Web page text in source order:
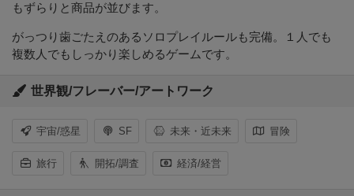
もずらりと商品が並びます。
がっつり歯ごたえのあるソロプレイルールも完備。１人でも
複数人でもしっかり楽しめるゲームです。
世界観/フレーバー/アートワーク
宇宙/惑星 SF 未来・近未来 冒険
旅行 開拓/調査 経済/経営